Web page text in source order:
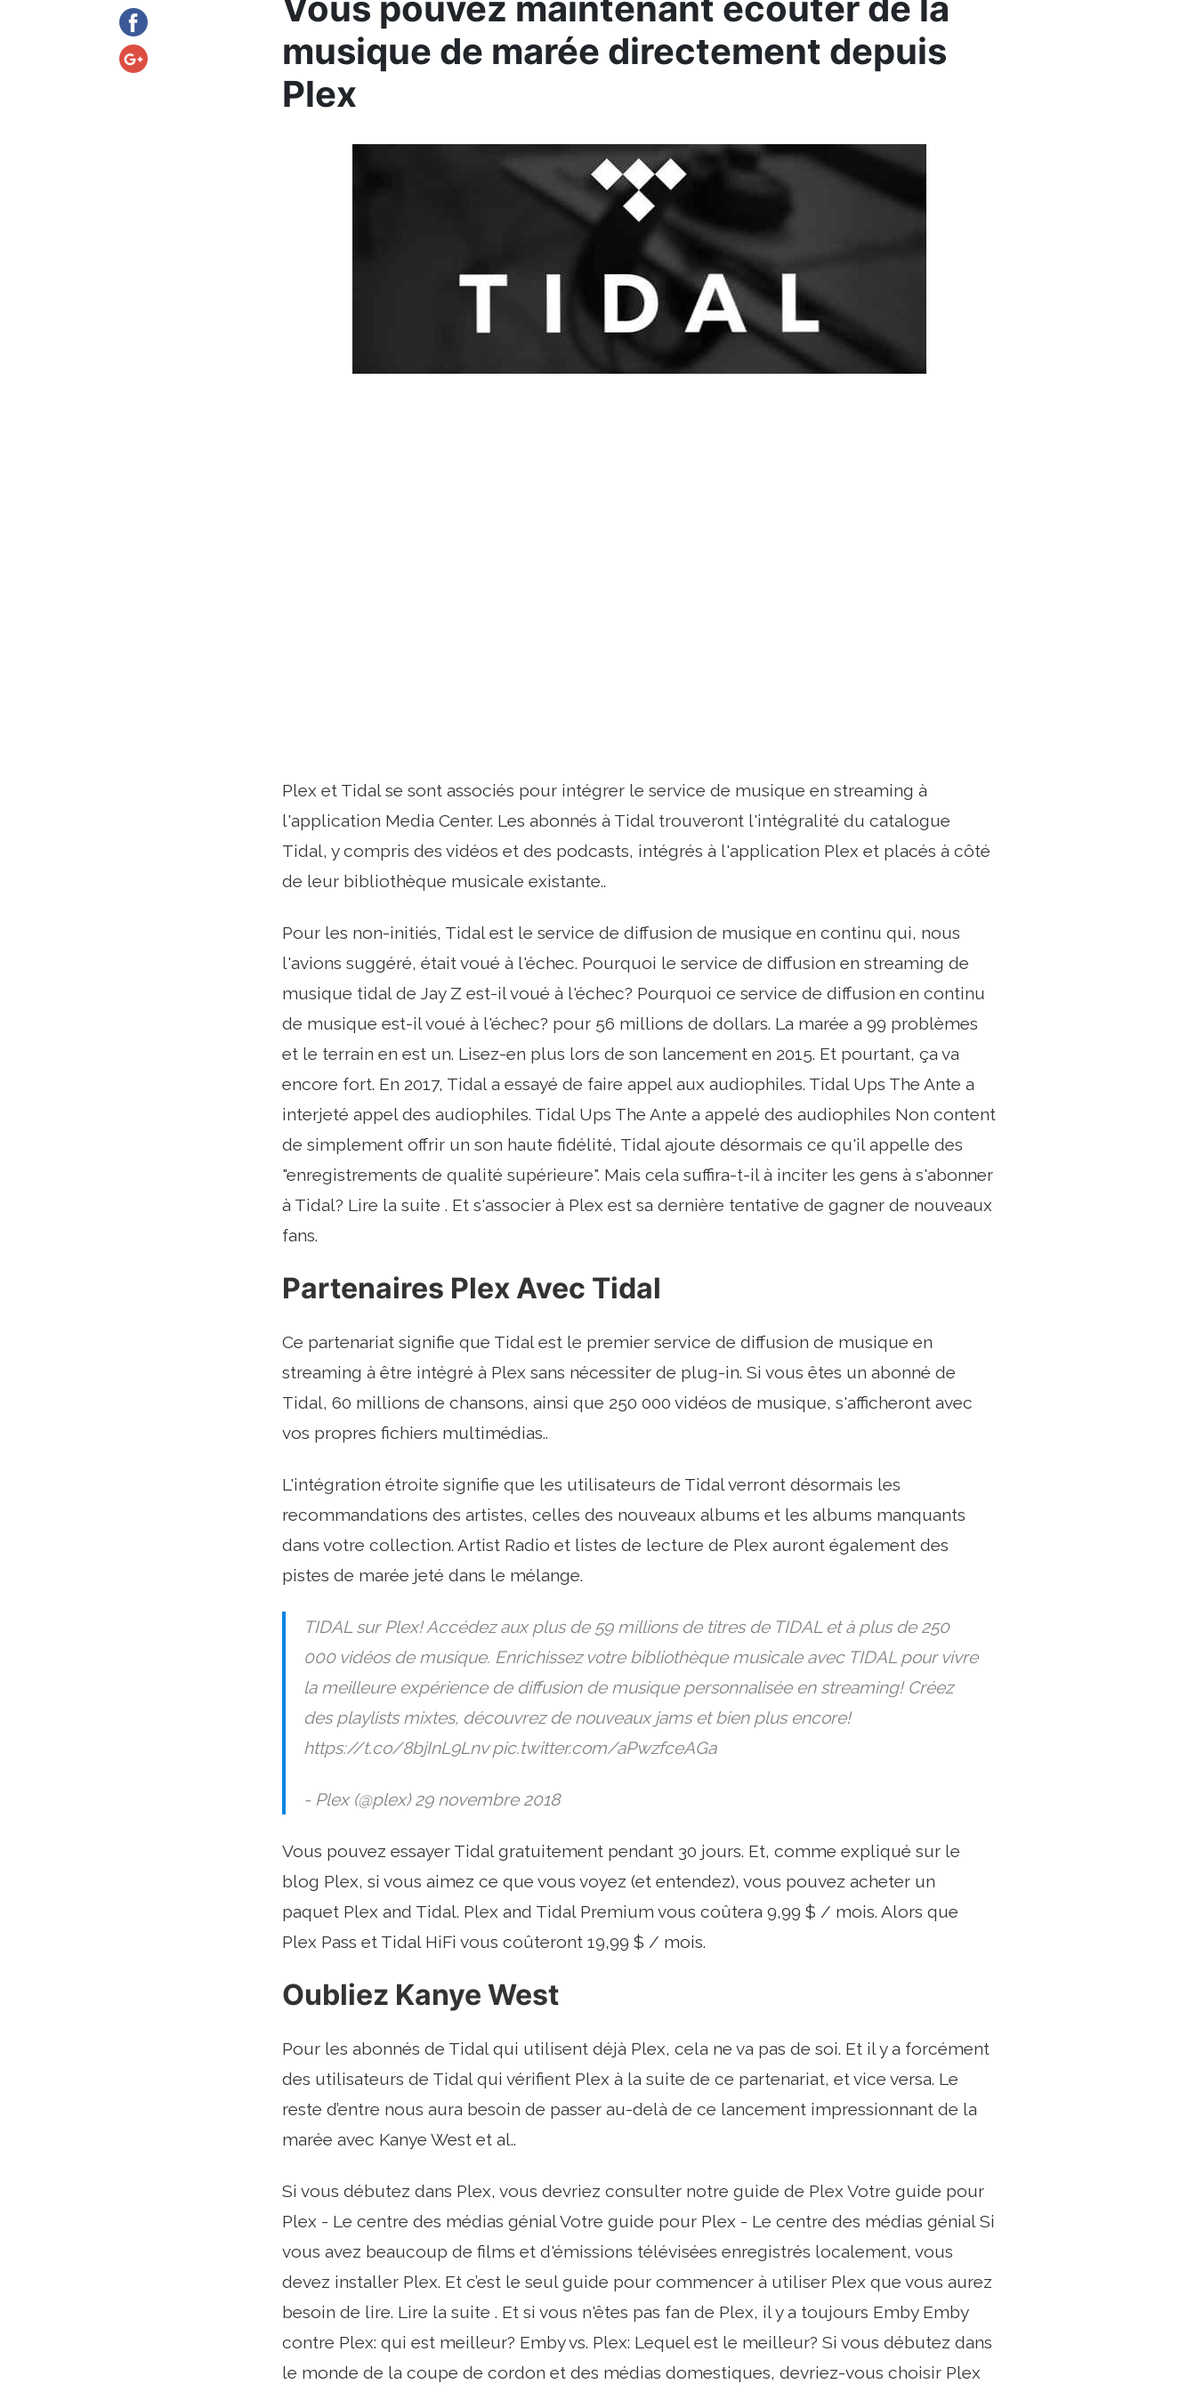
musique de marée directement depuis
Plex
Plex et Tidal se sont associés pour intégrer le service de musique en streaming à
l'application Media Center. Les abonnés à Tidal trouveront l'intégralité du catalogue
Tidal, y compris des vidéos et des podcasts, intégrés à l'application Plex et placés à côté
de leur bibliothèque musicale existante..
Pour les non-initiés, Tidal est le service de diffusion de musique en continu qui, nous
l'avions suggéré, était voué à l'échec. Pourquoi le service de diffusion en streaming de
musique tidal de Jay Z est-il voué à l'échec? Pourquoi ce service de diffusion en continu
de musique est-il voué à l'échec? pour 56 millions de dollars. La marée a 99 problèmes
et le terrain en est un. Lisez-en plus lors de son lancement en 2015. Et pourtant, ça va
encore fort. En 2017, Tidal a essayé de faire appel aux audiophiles. Tidal Ups The Ante a
interjeté appel des audiophiles. Tidal Ups The Ante a appelé des audiophiles Non content
de simplement offrir un son haute fidélité, Tidal ajoute désormais ce qu'il appelle des
"enregistrements de qualité supérieure". Mais cela suffira-t-il à inciter les gens à s'abonner
à Tidal? Lire la suite . Et s'associer à Plex est sa dernière tentative de gagner de nouveaux
fans.
Partenaires Plex Avec Tidal
Ce partenariat signifie que Tidal est le premier service de diffusion de musique en
streaming à être intégré à Plex sans nécessiter de plug-in. Si vous êtes un abonné de
Tidal, 60 millions de chansons, ainsi que 250 000 vidéos de musique, s'afficheront avec
vos propres fichiers multimédias..
L'intégration étroite signifie que les utilisateurs de Tidal verront désormais les
recommandations des artistes, celles des nouveaux albums et les albums manquants
dans votre collection. Artist Radio et listes de lecture de Plex auront également des
pistes de marée jeté dans le mélange.
TIDAL sur Plex! Accédez aux plus de 59 millions de titres de TIDAL et à plus de 250
000 vidéos de musique. Enrichissez votre bibliothèque musicale avec TIDAL pour vivre
la meilleure expérience de diffusion de musique personnalisée en streaming! Créez
des playlists mixtes, découvrez de nouveaux jams et bien plus encore!
https://t.co/8bjInL9Lnv pic.twitter.com/aPwzfceAGa
- Plex (@plex) 29 novembre 2018
Vous pouvez essayer Tidal gratuitement pendant 30 jours. Et, comme expliqué sur le
blog Plex, si vous aimez ce que vous voyez (et entendez), vous pouvez acheter un
paquet Plex and Tidal. Plex and Tidal Premium vous coûtera 9,99 $ / mois. Alors que
Plex Pass et Tidal HiFi vous coûteront 19,99 $ / mois.
Oubliez Kanye West
Pour les abonnés de Tidal qui utilisent déjà Plex, cela ne va pas de soi. Et il y a forcément
des utilisateurs de Tidal qui vérifient Plex à la suite de ce partenariat, et vice versa. Le
reste d’entre nous aura besoin de passer au-delà de ce lancement impressionnant de la
marée avec Kanye West et al..
Si vous débutez dans Plex, vous devriez consulter notre guide de Plex Votre guide pour
Plex - Le centre des médias génial Votre guide pour Plex - Le centre des médias génial Si
vous avez beaucoup de films et d'émissions télévisées enregistrés localement, vous
devez installer Plex. Et c’est le seul guide pour commencer à utiliser Plex que vous aurez
besoin de lire. Lire la suite . Et si vous n'êtes pas fan de Plex, il y a toujours Emby Emby
contre Plex: qui est meilleur? Emby vs. Plex: Lequel est le meilleur? Si vous débutez dans
le monde de la coupe de cordon et des médias domestiques, devriez-vous choisir Plex